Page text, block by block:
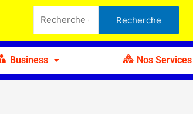
pour :
Recherche
Business Nos Services
SC
550